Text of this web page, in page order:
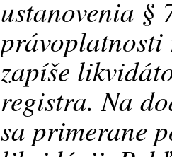
ustanovenia §
zapíše
registra. Na
sa primerane